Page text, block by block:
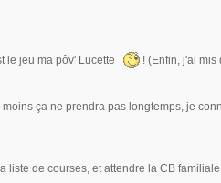
le jeu ma pôv' Lucette
! (Enfin, j'ai mis
ça ne prendra pas longtemps, je
liste de courses, et attendre la CB